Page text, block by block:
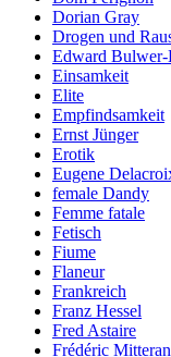
Dorian Gray
Drogen und
Edward Bulwer-
Einsamkeit
Elite
Empfindsamkeit
Ernst Jünger
Erotik
Eugene
female Dandy
Femme fatale
Fetisch
Fiume
Flaneur
Frankreich
Franz Hessel
Fred Astaire
Frédéric